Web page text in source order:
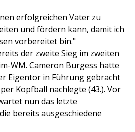
erfolgreichen Vater zu
und fördern kann, damit ich
vorbereitet bin."
der zweite Sieg im zweiten
WM. Cameron Burgess hatte
Eigentor in Führung gebracht
per Kopfball nachlegte (43.). Vor
nun das letzte
bereits ausgeschiedene